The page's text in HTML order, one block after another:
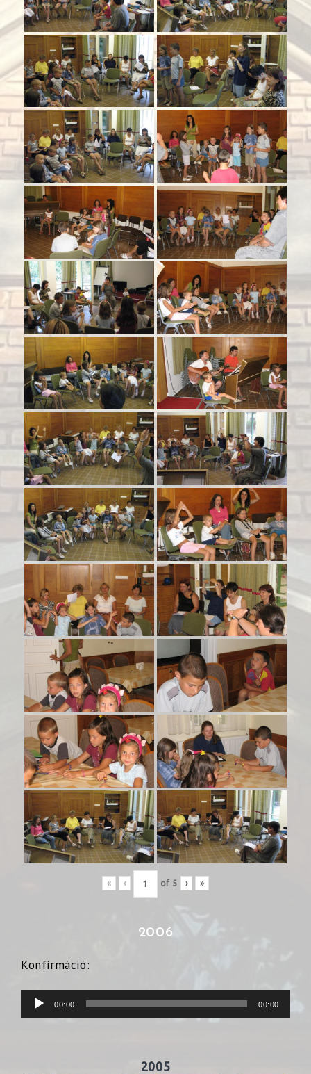
« ‹ of 5 › »
2006
Konfirmáció:
Audió
lejátszó
00:00 00:00
2005